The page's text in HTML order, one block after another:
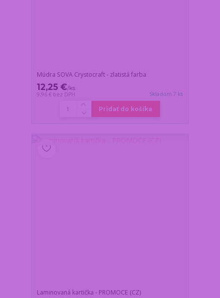
Múdra SOVA Crystocraft - zlatistá farba
12,25 €/ks
9,96 € bez DPH Skladom 7 ks
Pridať do košíka
Laminovaná kartička - PROMOCE (CZ)